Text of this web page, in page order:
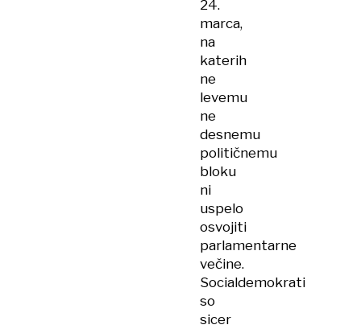
24.
marca,
na
katerih
ne
levemu
ne
desnemu
političnemu
bloku
ni
uspelo
osvojiti
parlamentarne
večine.
Socialdemokrati
so
sicer